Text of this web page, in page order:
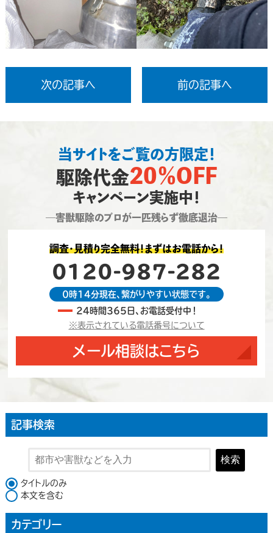
次の記事へ 前の記事へ
当サイトをご覧の方限定！
駆除代金20％OFF
キャンペーン実施中！
―害獣駆除のプロが一匹残らず徹底退治―
調査・見積り完全無料！まずはお電話から！
0120-987-282
0時14分現在、繋がりやすい状態です。
24時間365日、お電話受付中！
※表示されている電話番号について
メール相談はこちら
記事検索
検索
検索対象
タイトルのみ
本文を含む
カテゴリー